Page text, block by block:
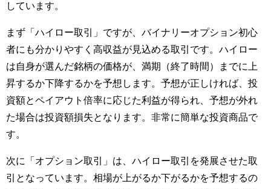
しています。
まず「ハイロー取引」ですが、バイナリーオプション初心
者にも分かりやすく高収益が見込める取引です。ハイロー
は自身が選んだ銘柄の価格が、満期（終了時間）までに上
昇するか下降するかを予想します。予想が正しければ、投
資額とペイアウト倍率に応じた利益が得られ、予想が外れ
た場合は投資額損失となります。非常に簡単な投資商品で
す。
次に「オプション取引」は、ハイロー取引を発展させた取
引となっています。相場が上がるか下がるかを予想するの